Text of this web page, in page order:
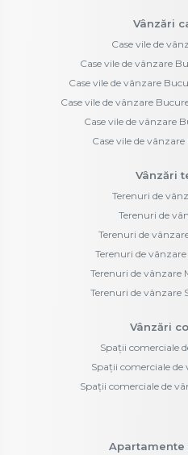
Vânzări
Case vile de
Case vile de vânzare
Case vile de vânzare
Case vile de vânzare
Case vile de vânzare
Case vile de
Vânzări
Terenuri de
Terenuri de
Terenuri de
Terenuri de
Terenuri de vânzare
Terenuri de vânzare
Vânzări
Spații comerciale
Spații comerciale
Spații comerciale de